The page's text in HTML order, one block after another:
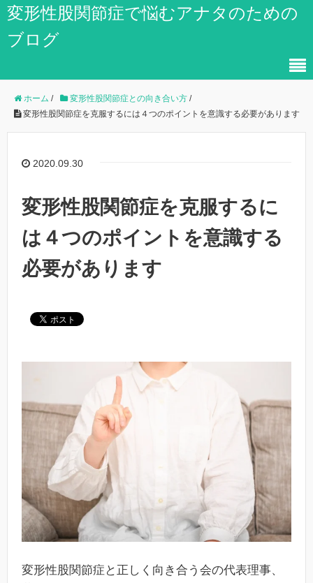
変形性股関節症で悩むアナタのための
ブログ
ホーム / 変形性股関節症との向き合い方 /
変形性股関節症を克服するには４つのポイントを意識する必要があります
2020.09.30
変形性股関節症を克服するに
は４つのポイントを意識する
必要があります
変形性股関節症と正しく向き合う会の代表理事、